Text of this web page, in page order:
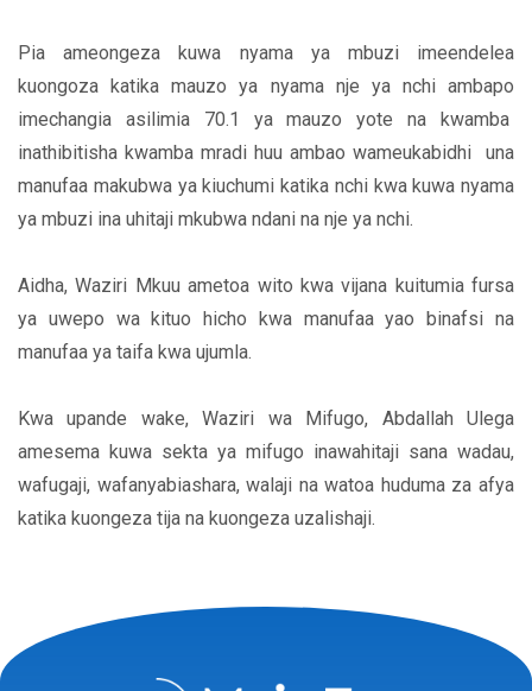
Pia ameongeza kuwa nyama ya mbuzi imeendelea
kuongoza katika mauzo ya nyama nje ya nchi ambapo
imechangia asilimia 70.1 ya mauzo yote na kwamba
inathibitisha kwamba mradi huu ambao wameukabidhi una
manufaa makubwa ya kiuchumi katika nchi kwa kuwa nyama
ya mbuzi ina uhitaji mkubwa ndani na nje ya nchi.
Aidha, Waziri Mkuu ametoa wito kwa vijana kuitumia fursa
ya uwepo wa kituo hicho kwa manufaa yao binafsi na
manufaa ya taifa kwa ujumla.
Kwa upande wake, Waziri wa Mifugo, Abdallah Ulega
amesema kuwa sekta ya mifugo inawahitaji sana wadau,
wafugaji, wafanyabiashara, walaji na watoa huduma za afya
katika kuongeza tija na kuongeza uzalishaji.